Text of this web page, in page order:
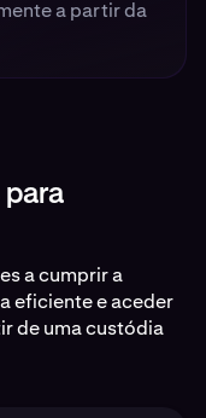
a partir da
para
a cumprir a
eficiente e aceder
de uma custódia